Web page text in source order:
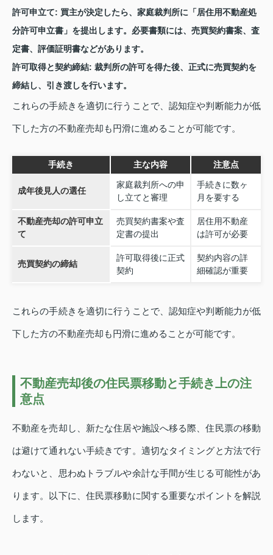
許可申立て: 買主が決定したら、家庭裁判所に「居住用不動産処
分許可申立書」を提出します。必要書類には、売買契約書案、査
定書、評価証明書などがあります。
許可取得と契約締結: 裁判所の許可を得た後、正式に売買契約を
締結し、引き渡しを行います。
これらの手続きを適切に行うことで、認知症や判断能力が低
下した方の不動産売却も円滑に進めることが可能です。
手続き 主な内容 注意点
成年後見人の選任
家庭裁判所への申
し立てと審理
手続きに数ヶ
月を要する
不動産売却の許可申立
て
売買契約書案や査
定書の提出
居住用不動産
は許可が必要
売買契約の締結
許可取得後に正式
契約
契約内容の詳
細確認が重要
これらの手続きを適切に行うことで、認知症や判断能力が低
下した方の不動産売却も円滑に進めることが可能です。
不動産売却後の住民票移動と手続き上の注
意点
不動産を売却し、新たな住居や施設へ移る際、住民票の移動
は避けて通れない手続きです。適切なタイミングと方法で行
わないと、思わぬトラブルや余計な手間が生じる可能性があ
ります。以下に、住民票移動に関する重要なポイントを解説
します。